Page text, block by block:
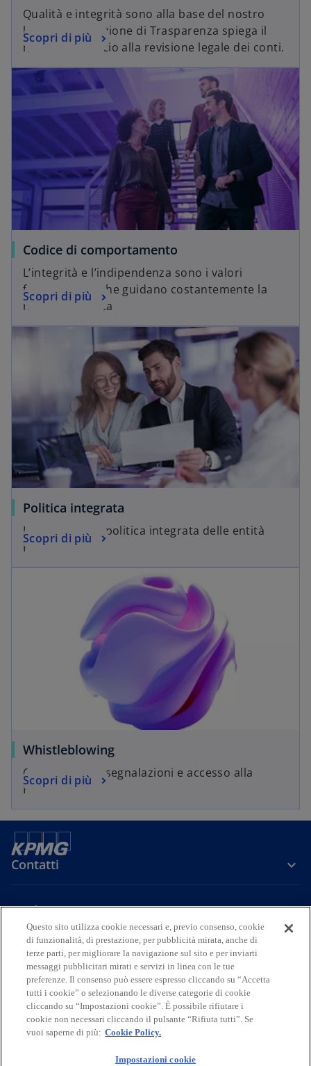
Qualità e integrità sono alla base del nostro
lavoro. La Relazione di Trasparenza spiega il
nostro approccio alla revisione legale dei conti.
Scopri di più
Codice di comportamento
L’integrità e l’indipendenza sono i valori
fondamentali che guidano costantemente la
nostra condotta
Scopri di più
Politica integrata
I documenti di politica integrata delle entità
KPMG
Scopri di più
Whistleblowing
Gestione delle segnalazioni e accesso alla
KPMG Hotline
Scopri di più
Contatti
Media
Company
s
i
a
p
s
i
a
p
s
i
a
s
i
a
s
i
a
LegalPrivacyAccessibilityCookie Policy
Amministrazione S.p.A. e KPMG Audit S.p.A., società per azioni di
Questo sito utilizza cookie necessari e, previo consenso, cookie
di funzionalità, di prestazione, per pubblicità mirata, anche di
terze parti, per migliorare la navigazione sul sito e per inviarti
messaggi pubblicitari mirati e servizi in linea con le tue
preferenze. Il consenso può essere espresso cliccando su “Accetta
tutti i cookie” o selezionando le diverse categorie di cookie
cliccando su “Impostazioni cookie”. È possibile rifiutare i
cookie non necessari cliccando il pulsante “Rifiuta tutti”. Se
vuoi saperne di più: Cookie Policy.
Impostazioni cookie